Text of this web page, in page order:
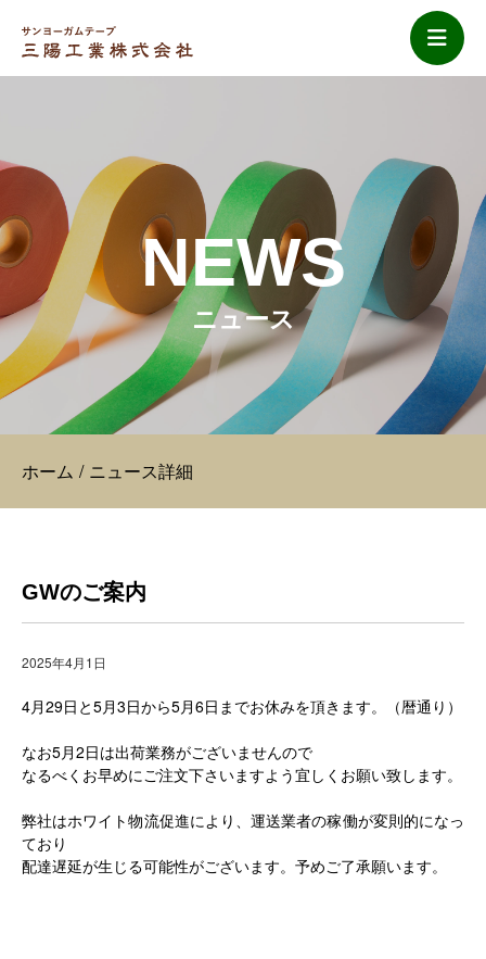
NEWS
ニュース
ホーム ニュース詳細
GWのご案内
2025年4月1日
4月29日と5月3日から5月6日までお休みを頂きます。（暦通り）
なお5月2日は出荷業務がございませんので
なるべくお早めにご注文下さいますよう宜しくお願い致します。
弊社はホワイト物流促進により、運送業者の稼働が変則的になっ
ており
配達遅延が生じる可能性がございます。予めご了承願います。